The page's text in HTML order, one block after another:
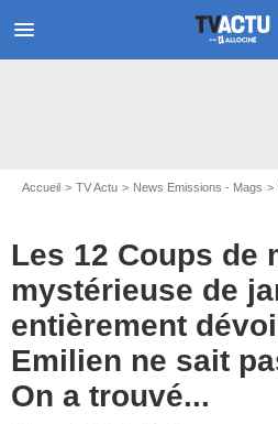
menu
Accueil TV Actu News Emissions - Mags
Les 12 Coups de
mystérieuse de
entièrement
Emilien ne sait
On a trouvé...